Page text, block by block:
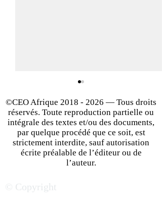
Tout Ce Que Vous Devez
Mentor | CEO Afrique
©CEO Afrique 2018 - 2026 — Tous droits
réservés. Toute reproduction partielle ou
intégrale des textes et/ou des documents,
par quelque procédé que ce soit, est
strictement interdite, sauf autorisation
écrite préalable de l’éditeur ou de
l’auteur.
© Copyright